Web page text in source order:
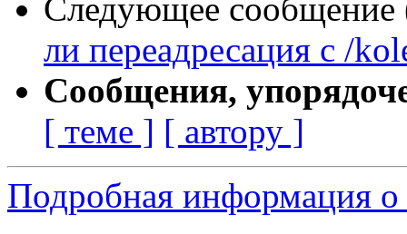
Следующее сообщение
ли переадресация с /
Сообщения,
[ теме ] [ автору ]
Подробная информация